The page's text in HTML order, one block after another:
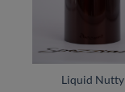
Liquid Nutty